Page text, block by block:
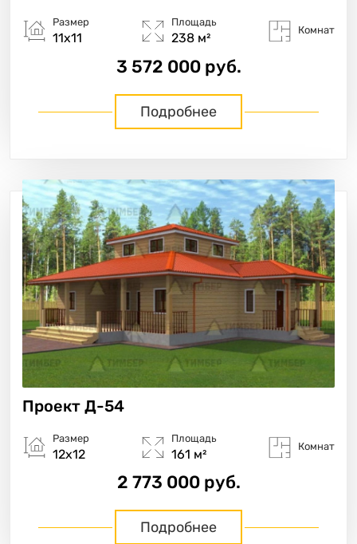
Размер
11х11
Площадь
238 м²
Комнат
3 572 000 руб.
Подробнее
Проект Д-54
Размер
12х12
Площадь
161 м²
Комнат
2 773 000 руб.
Подробнее